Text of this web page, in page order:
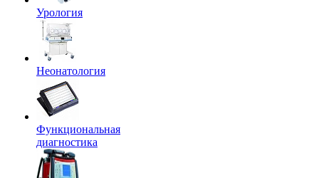
Урология
Неонатология
Функциональная
диагностика